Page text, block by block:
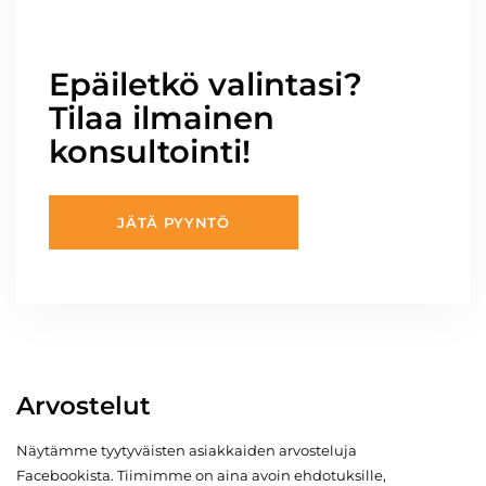
Epäiletkö valintasi?
Tilaa ilmainen
konsultointi!
JÄTÄ PYYNTÖ
Arvostelut
Näytämme tyytyväisten asiakkaiden arvosteluja
Facebookista. Tiimimme on aina avoin ehdotuksille,